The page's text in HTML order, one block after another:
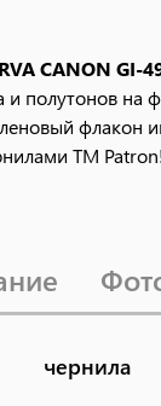
CANON GI-
полутонов на
флакон
ТМ Patron!
чернила